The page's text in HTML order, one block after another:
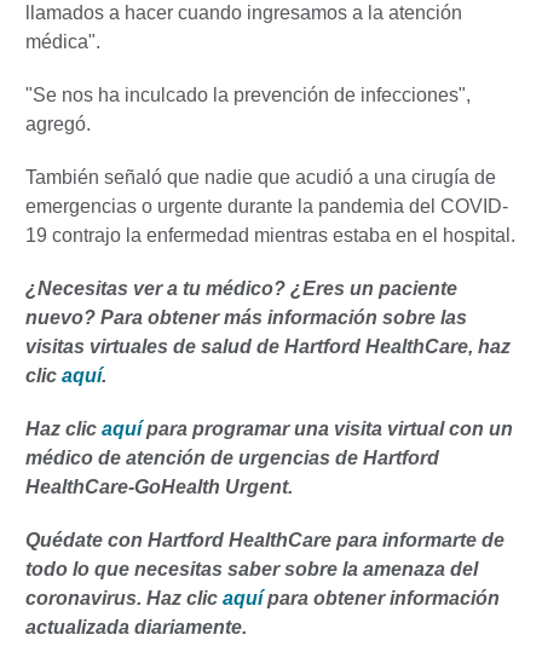
llamados a hacer cuando ingresamos a la atención
médica".
"Se nos ha inculcado la prevención de infecciones",
agregó.
También señaló que nadie que acudió a una cirugía de
emergencias o urgente durante la pandemia del COVID-
19 contrajo la enfermedad mientras estaba en el hospital.
¿Necesitas ver a tu médico? ¿Eres un paciente
nuevo? Para obtener más información sobre las
visitas virtuales de salud de Hartford HealthCare, haz
clic aquí.
Haz clic aquí para programar una visita virtual con un
médico de atención de urgencias de Hartford
HealthCare-GoHealth Urgent.
Quédate con Hartford HealthCare para informarte de
todo lo que necesitas saber sobre la amenaza del
coronavirus. Haz clic aquípara obtener información
actualizada diariamente.